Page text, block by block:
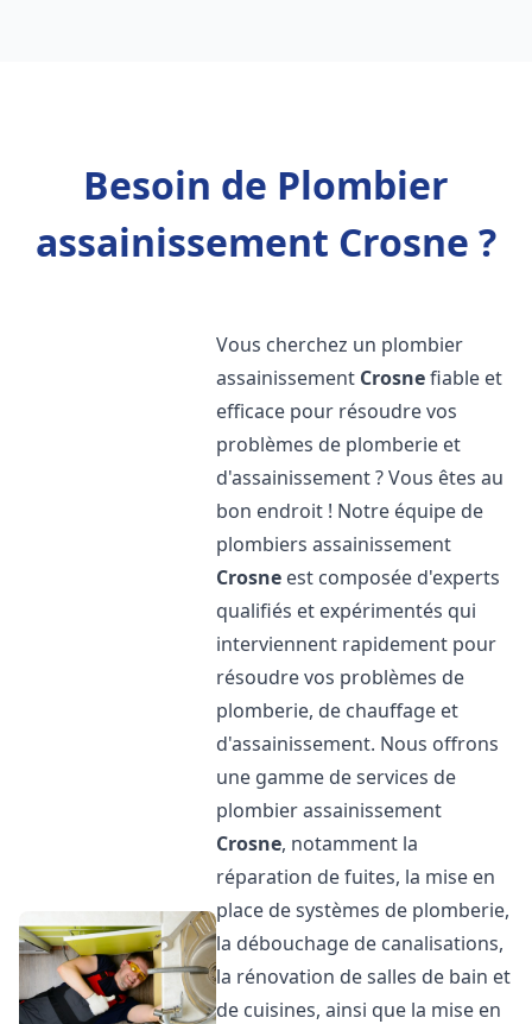
Besoin de Plombier
assainissement Crosne ?
Vous cherchez un plombier
assainissement Crosnefiable et
efficace pour résoudre vos
problèmes de plomberie et
d'assainissement ? Vous êtes au
bon endroit ! Notre équipe de
plombiers assainissement
Crosne est composée d'experts
qualifiés et expérimentés qui
interviennent rapidement pour
résoudre vos problèmes de
plomberie, de chauffage et
d'assainissement. Nous offrons
une gamme de services de
plombier assainissement
Crosne, notamment la
réparation de fuites, la mise en
place de systèmes de plomberie,
la débouchage de canalisations,
la rénovation de salles de bain et
de cuisines, ainsi que la mise en